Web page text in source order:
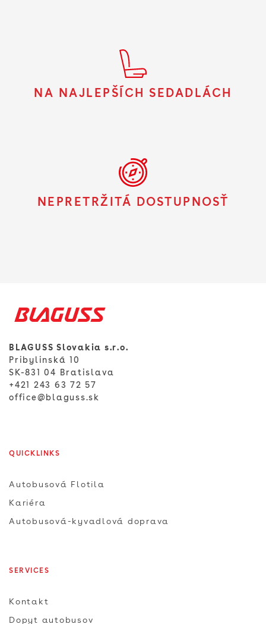
NA NAJLEPŠÍCH SEDADLÁCH
NEPRETRŽITÁ DOSTUPNOSŤ
BLAGUSS Slovakia s.r.o.
Pribylinská 10
SK-831 04 Bratislava
+421 243 63 72 57
office@blaguss.sk
QUICKLINKS
Autobusová Flotila
Kariéra
Autobusová-kyvadlová doprava
SERVICES
Kontakt
Dopyt autobusov